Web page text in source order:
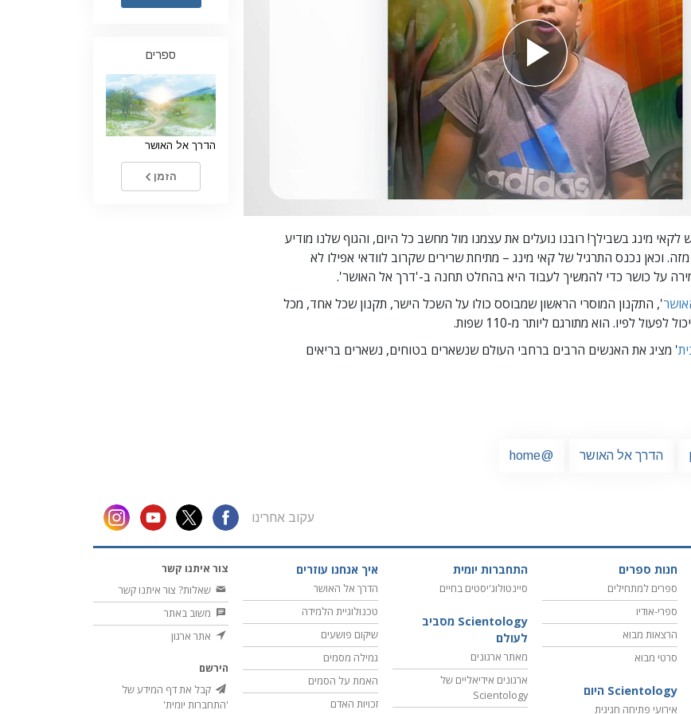
אתיקה ומצבי הפעולה
לקאי מינג בשבילך! רובנו נועלים את עצמנו מול מחשב כל היום, והגוף שלנו מודיע
וכאן נכנס התרגיל של קאי מינג – מתיחת שרירים שקרוב לוודאי אפילו לא
על כושר כדי להמשיך לעבוד היא בהחלט תחנה ב-'דרך אל האושר'.
', התקנון המוסרי הראשון שמבוסס כולו על השכל הישר, תקנון שכל אחד, מכל
לפעול לפיו. הוא מתורגם ליותר מ-110 שפות.
' מציג את האנשים הרבים ברחבי העולם שנשארים בטוחים, נשארים בריאים
הדרך אל האושר @home
ספרים
הדרך אל האושר
הזמן
עקוב אחרינו
חנות ספרים
ספרים למתחילים
ספרי-אודיו
הרצאות מבוא
סרטי מבוא
Scientology היום
אירועי פתיחה חגיגית
התחברות יומית
סיינטולוג'יסטים בחיים
Scientology מסביב
לעולם
מאתר ארגונים
ארגונים אידיאליים של
Scientology
איך אנחנו עוזרים
הדרך אל האושר
טכנולוגיית הלמידה
שיקום פושעים
גמילה מסמים
האמת על הסמים
זכויות האדם
צור איתנו קשר
שאלות? צור איתנו קשר
משוב באתר
אתר ארגון
הירשם
קבל את דף המידע של
'התחברות יומית'